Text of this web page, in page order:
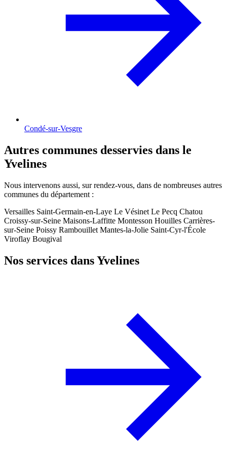
Condé-sur-Vesgre
Autres communes desservies dans le
Yvelines
Nous intervenons aussi, sur rendez-vous, dans de nombreuses autres
communes du département :
Versailles Saint-Germain-en-Laye Le Vésinet Le Pecq Chatou
Croissy-sur-Seine Maisons-Laffitte Montesson Houilles Carrières-
sur-Seine Poissy Rambouillet Mantes-la-Jolie Saint-Cyr-l'École
Viroflay Bougival
Nos services dans Yvelines